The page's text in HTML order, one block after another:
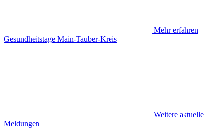
Mehr erfahren
Gesundheitstage Main-Tauber-Kreis
Weitere aktuelle
Meldungen